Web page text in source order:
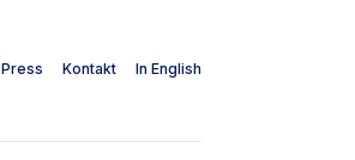
Press Kontakt In English